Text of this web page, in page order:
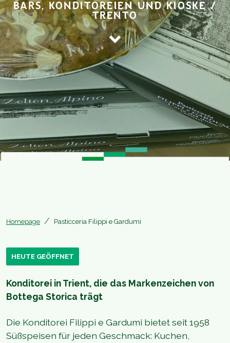
BARS, KONDITOREIEN UND KIOSKE /
TRENTO
Homepage Pasticceria Filippi e Gardumi
HEUTE GEÖFFNET
Konditorei in Trient, die das Markenzeichen von
Bottega Storica trägt
Die Konditorei Filippi e Gardumi bietet seit 1958
Süßspeisen für jeden Geschmack: Kuchen,